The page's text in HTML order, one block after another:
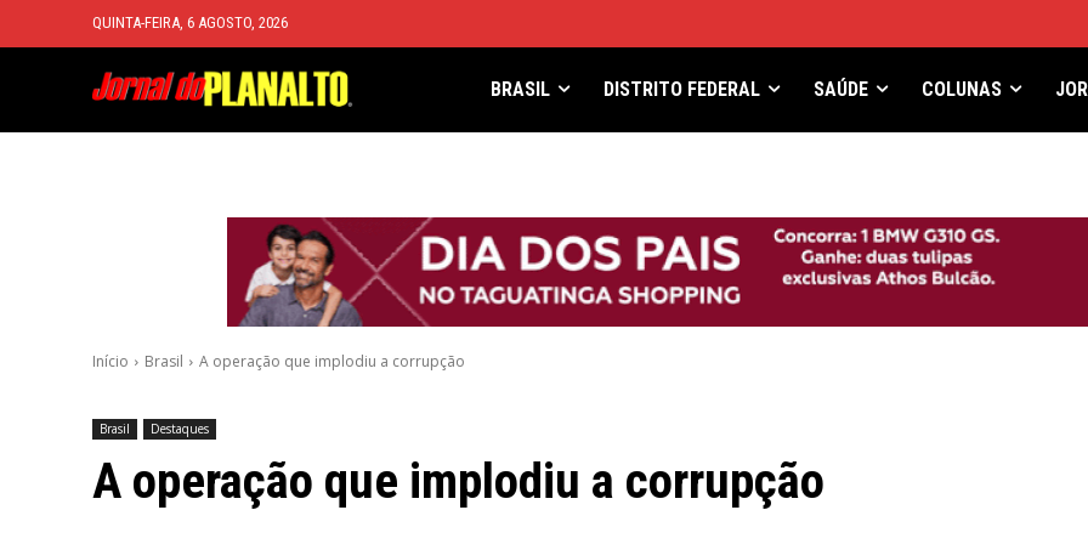
QUINTA-FEIRA, 6 AGOSTO, 2026
BRASIL DISTRITO FEDERAL SAÚDE COLUNAS
Início Brasil A operação que implodiu a corrupção
Brasil Destaques
A operação que implodiu a corrupção